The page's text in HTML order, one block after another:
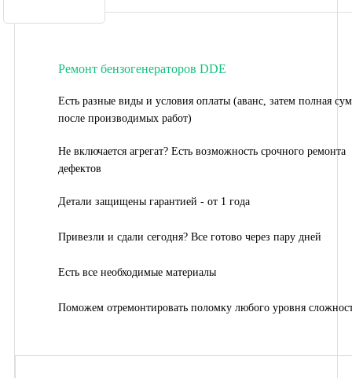
Ремонт бензогенераторов DDE
Есть разные виды и условия оплаты (аванс, затем полная
после производимых работ)
Не включается агрегат? Есть возможность срочного ремонта
дефектов
Детали защищены гарантией - от 1 года
Привезли и сдали сегодня? Все готово через пару дней
Есть все необходимые материалы
Поможем отремонтировать поломку любого уровня